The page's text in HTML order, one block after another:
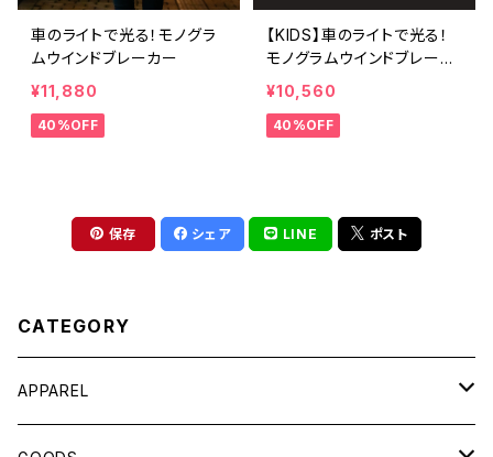
車のライトで光る！モノグラ
ムウインドブレーカー
¥11,880
40%OFF
【KIDS】車のライトで光る！
モノグラムウインドブレーカ
ー
¥10,560
40%OFF
保存 シェア LINE ポスト
CATEGORY
APPAREL